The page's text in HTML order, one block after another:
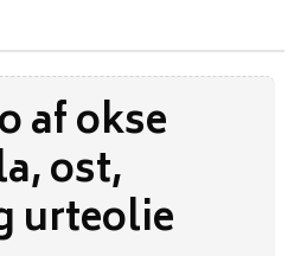
af okse
ost,
urteolie